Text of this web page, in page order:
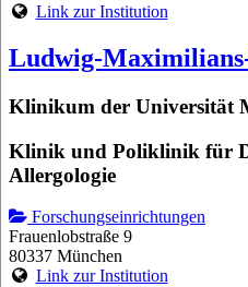
Link zur Institution
Ludwig-
Klinikum der Universität
Klinik und Poliklinik für
Allergologie
Forschungseinrichtungen
Frauenlobstraße 9
80337 München
Link zur Institution